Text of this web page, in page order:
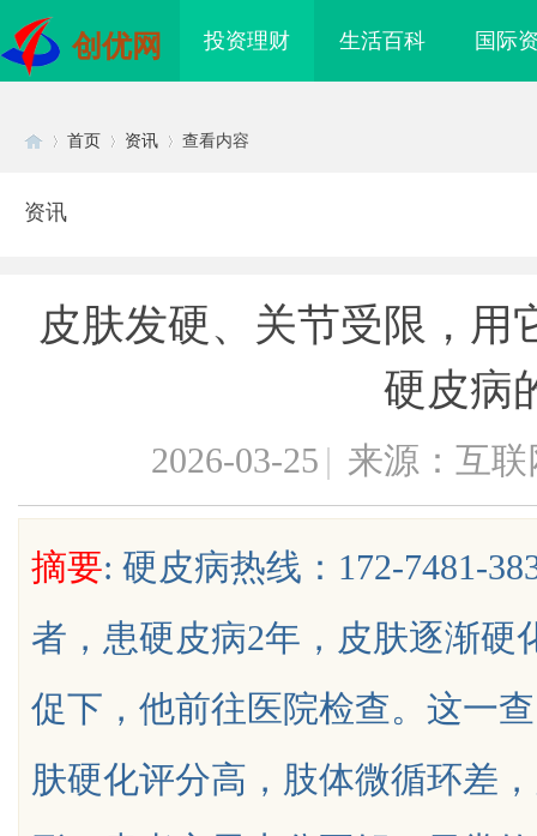
创优网 投资理财 生活百科 国际
uz
首页 资讯 查看内容
资讯
皮肤发硬、关节受限，用
硬皮病
2026-03-25 | 来源：互联
摘要: 硬皮病热线：172-7481-
者，患硬皮病2年，皮肤逐渐硬
促下，他前往医院检查。这一
肤硬化评分高，肢体微循环差